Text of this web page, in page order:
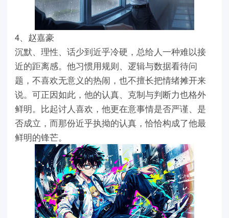
4、赵嘉豪
沉默、理性、话少到近乎冷硬，总给人一种难以接
近的距离感。他习惯用规则、逻辑与数据看待问
题，不喜欢无意义的热闹，也不擅长把情绪摊开来
说。可正因如此，他的认真、克制与判断力也格外
鲜明。比起讨人喜欢，他更在意事情是否严谨、是
否成立，而那份近乎执拗的认真，恰恰构成了他最
鲜明的锋芒。